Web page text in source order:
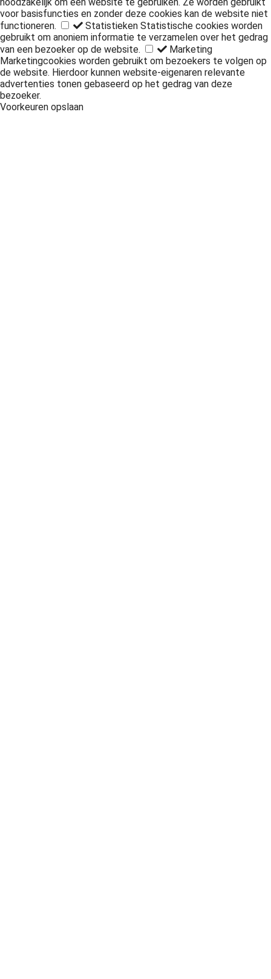
voor basisfuncties en zonder deze cookies kan de website niet
functioneren.
Statistieken Statistische cookies worden
gebruikt om anoniem informatie te verzamelen over het gedrag
van een bezoeker op de website.
Marketing
Marketingcookies worden gebruikt om bezoekers te volgen op
de website. Hierdoor kunnen website-eigenaren relevante
advertenties tonen gebaseerd op het gedrag van deze
bezoeker.
Voorkeuren opslaan